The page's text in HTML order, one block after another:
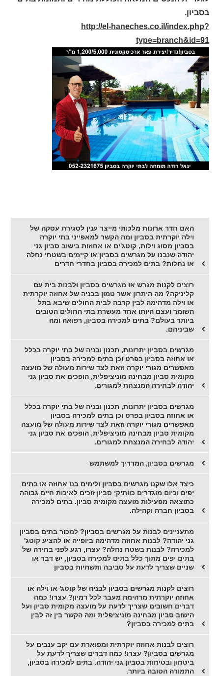
בסביון.
http://el-haneches.co.il/index.php?
type=branch&id=91
האם חדר ארונות מלכותי מייצר ענין לסגירת עסקה של
וילה יוקרתית בסביון ומה הקשר למאפייני בתי יוקרה
בסביון מסוג וילות, קוטג'ים או אחוזות בישוב סביון גני
יהודה שנבנו על מגרשים בסביון או קיימים בשטחי נחלה
או נחלות? בתים למכירה בסביון בחדרי חדרים
רוצים לקנות מגרש או מגרשים בסביון ולבנות בית עם
קליניקה? מה היתרון אשר טמון בבניה של אחוזה יוקרתית
או וילה מדהימה לבין קרבה לבית החולים שיבא בתל
השומר ועצם היותו אחד מעשרת בתי החולים הטובים
ביותר בעולם? בתים למכירה בסביון, רפואה ומה
שביניהם.
מגרשים בסביון יתרונות, תכנון ובניה של בתי יוקרה בכלל
או אחוזה בסביון בפרט וכן בתים למכירה בסביון
מאפשרים מגורי יוקרה וזאת לצד שירות מעולה של מועצה
מקומית סביון מבחינה מוניציפלית, הופכים את סביון גני
יהודה לבחירה המנצחת למגורים.
מגרשים בסביון יתרונות, תכנון ובניה של בתי יוקרה בכלל
או אחוזה בסביון בפרט וכן בתים למכירה בסביון
מאפשרים מגורי יוקרה וזאת לצד שירות מעולה של מועצה
מקומית סביון מבחינה מוניציפלית, הופכים את סביון גני
יהודה לבחירה המנצחת למגורים.
מגרשים בסביון, המדריך למשתמש
כיצד אלו שקנו מגרשים בסביון ולימים בנו אחוזה או בתים
יפים וכיום מוגדרים כוותיקי סביון זוכים לאיכות חיים גבוהה
כתוצאה מפעילות מועצה מקומית סביון. בתים למכירה
בסביון חברה וקהילה.
מתעניינים לבנות על מגרשים בסביון? למכור בתים בסביון
גני יהודה? לבנות אחוזה מדהימה ביופייה או להציע קוטג'
למכירה? לבנות בשטח נחלה? עצרו, רגע לפני בחירה של
בתים יפים מתוך כלל בתים למכירה בסביון, יש דבר או
שניים שצריך לדעת על סביבה ותשתיות בסביון
רוצים לקנות מגרשים בסביון לבניה של קוטג' או וילה או
אחוזה יוקרתית מדהימה מעבר לכל דמיון? עצרו! כמה
דברים חשובים שצריך לדעת על מועצה מקומית סביון ועל
הישוב סביון מבחינה מוניציפלית ומה הקשר בין זה לבין
בתים למכירה בסביון?
רוצים לבנות אחוזה יוקרתית ומפוארת עם יקב ענבים על
מגרשים בסביון? עצרו! כמה דברים שצריך לדעת על
ביטחון ובטיחות בסביון גני יהודה. בתים למכירה בסביון,
התמורה הטובה ביותר.